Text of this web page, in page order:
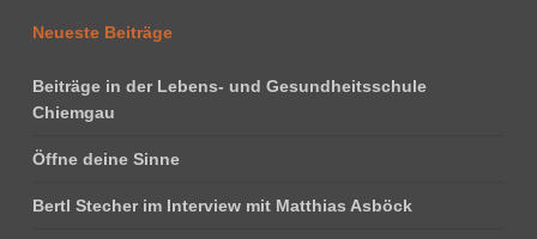
Neueste Beiträge
Beiträge in der Lebens- und Gesundheitsschule
Chiemgau
Öffne deine Sinne
Bertl Stecher im Interview mit Matthias Asböck